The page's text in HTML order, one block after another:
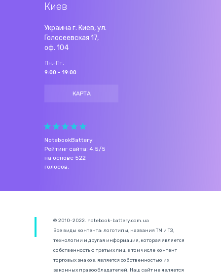
Киев
Украина г. Киев, ул.
Голосеевская 17,
оф. 104
Пн.-Пт.
9:00 - 19:00
КАРТА
NotebookBattery.
Рейтинг сайта: 4.5/5
на основе 522
голосов.
© 2010-2022. notebook-battery.com.ua
Все виды контента: логотипы, названия ТМ и ТЗ,
технологии и другая информация, которая является
собственностью третьих лиц, в том числе контент
торговых знаков, является собственностью их
законных правообладателей. Наш сайт не является